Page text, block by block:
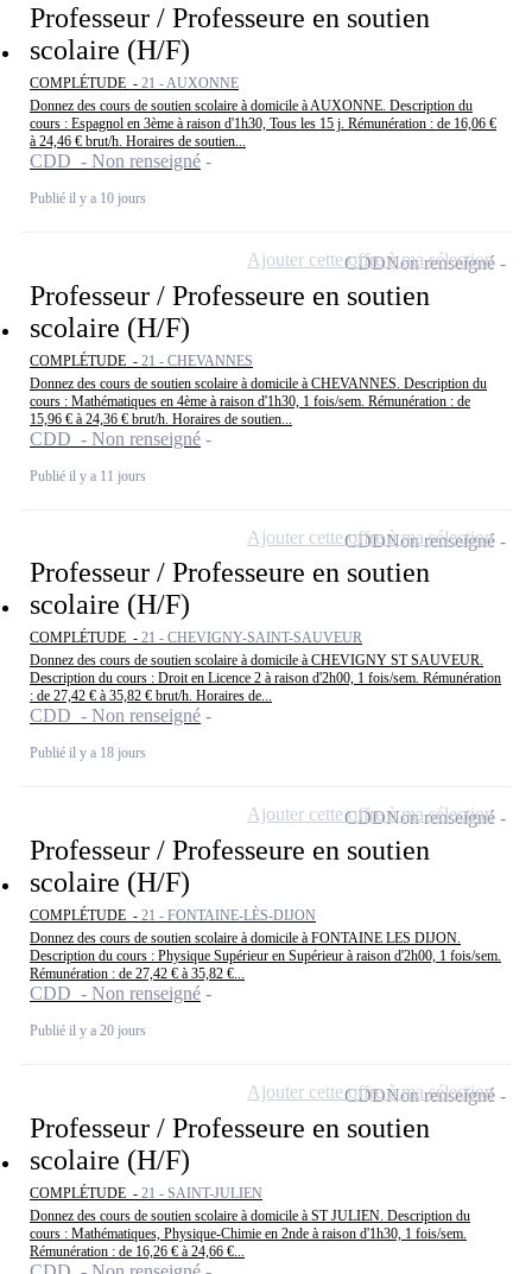
Professeur / Professeure en soutien
scolaire (H/F)
COMPLÉTUDE - 21 - AUXONNE
Donnez des cours de soutien scolaire à domicile à AUXONNE. Description du
cours : Espagnol en 3ème à raison d'1h30, Tous les 15 j. Rémunération : de 16,06 €
à 24,46 € brut/h. Horaires de soutien...
CDD - Non renseigné
Publié il y a 10 jours
Professeur / Professeure en soutien
scolaire (H/F)
COMPLÉTUDE - 21 - CHEVANNES
Donnez des cours de soutien scolaire à domicile à CHEVANNES. Description du
cours : Mathématiques en 4ème à raison d'1h30, 1 fois/sem. Rémunération : de
15,96 € à 24,36 € brut/h. Horaires de soutien...
CDD - Non renseigné
Publié il y a 11 jours
CDDNon renseigné
Ajouter cette offre à ma sélection
Professeur / Professeure en soutien
scolaire (H/F)
COMPLÉTUDE - 21 - CHEVIGNY-SAINT-SAUVEUR
Donnez des cours de soutien scolaire à domicile à CHEVIGNY ST SAUVEUR.
Description du cours : Droit en Licence 2 à raison d'2h00, 1 fois/sem. Rémunération
: de 27,42 € à 35,82 € brut/h. Horaires de...
CDD - Non renseigné
Publié il y a 18 jours
CDDNon renseigné
Ajouter cette offre à ma sélection
Professeur / Professeure en soutien
scolaire (H/F)
COMPLÉTUDE - 21 - FONTAINE-LÈS-DIJON
Donnez des cours de soutien scolaire à domicile à FONTAINE LES DIJON.
Description du cours : Physique Supérieur en Supérieur à raison d'2h00, 1 fois/sem.
Rémunération : de 27,42 € à 35,82 €...
CDD - Non renseigné
Publié il y a 20 jours
CDDNon renseigné
Ajouter cette offre à ma sélection
Professeur / Professeure en soutien
scolaire (H/F)
COMPLÉTUDE - 21 - SAINT-JULIEN
Donnez des cours de soutien scolaire à domicile à ST JULIEN. Description du
cours : Mathématiques, Physique-Chimie en 2nde à raison d'1h30, 1 fois/sem.
Rémunération : de 16,26 € à 24,66 €...
CDDNon renseigné
Ajouter cette offre à ma sélection